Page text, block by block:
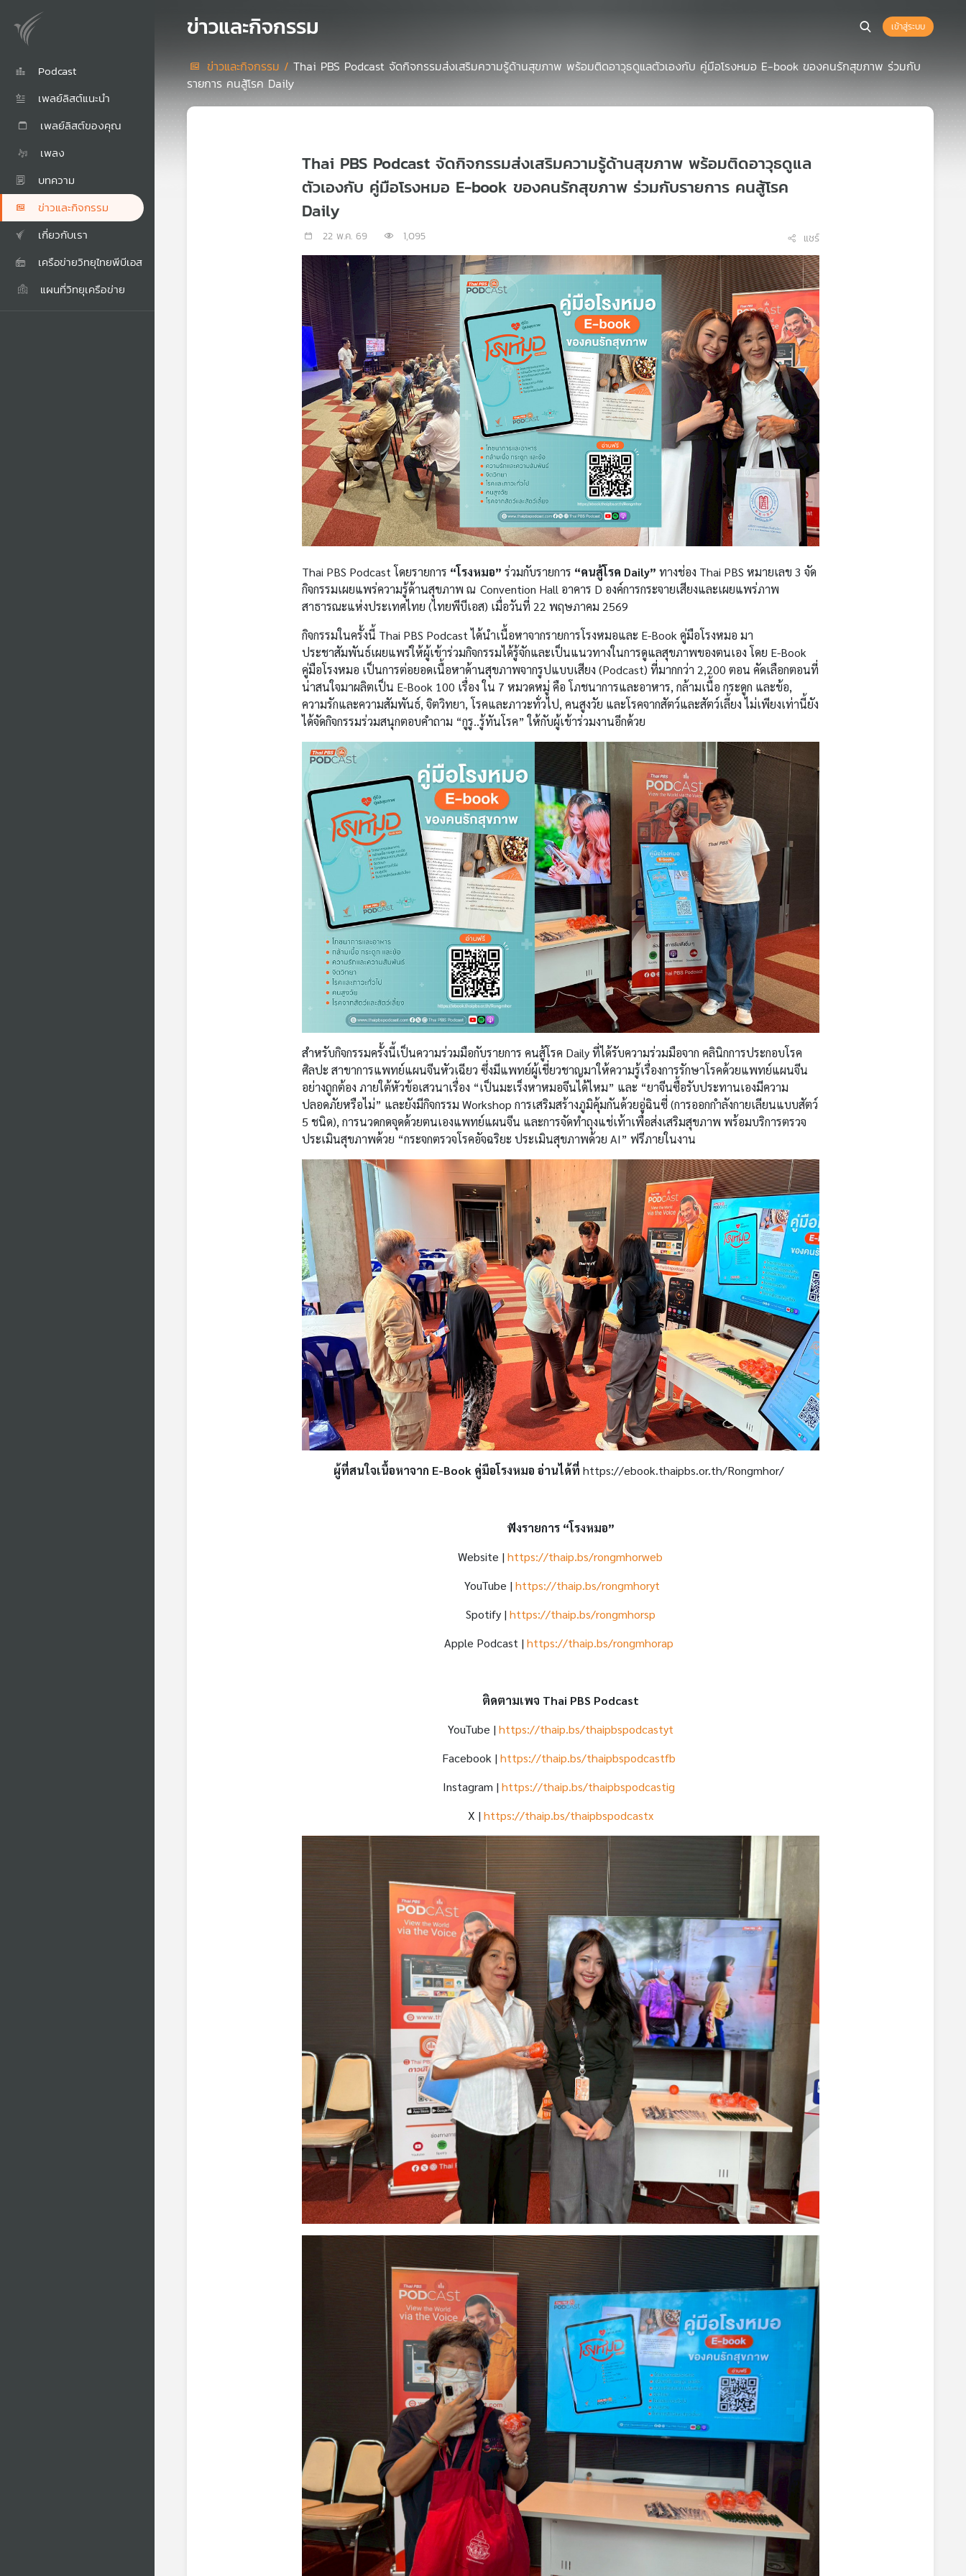
Podcast
เพลย์ลิสต์แนะนำ
เพลย์ลิสต์ของคุณ
เพลง
บทความ
ข่าวและกิจกรรม
เกี่ยวกับเรา
เครือข่ายวิทยุไทยพีบีเอส
แผนที่วิทยุเครือข่าย
เข้าสู่ระบบ
ข่าวและกิจกรรม
ข่าวและกิจกรรม / Thai PBS Podcast จัดกิจกรรมส่งเสริมความรู้ด้านสุขภาพ พร้อมติดอาวุธดูแลตัวเองกับ คู่มือโรงหมอ E-book ของคนรักสุขภาพ ร่วมกับ
รายการ คนสู้โรค Daily
Thai PBS Podcast จัดกิจกรรมส่งเสริมความรู้ด้านสุขภาพ พร้อมติดอาวุธดูแล
ตัวเองกับ คู่มือโรงหมอ E-book ของคนรักสุขภาพ ร่วมกับรายการ คนสู้โรค
Daily
22 พ.ค. 69 1,095 แชร์
Thai PBS Podcast โดยรายการ “โรงหมอ” ร่วมกับรายการ “คนสู้โรค Daily” ทางช่อง Thai PBS หมายเลข 3 จัด
กิจกรรมเผยแพร่ความรู้ด้านสุขภาพ ณ Convention Hall อาคาร D องค์การกระจายเสียงและเผยแพร่ภาพ
สาธารณะแห่งประเทศไทย (ไทยพีบีเอส) เมื่อวันที่ 22 พฤษภาคม 2569
กิจกรรมในครั้งนี้ Thai PBS Podcast ได้นำเนื้อหาจากรายการโรงหมอและ E-Book คู่มือโรงหมอ มา
ประชาสัมพันธ์เผยแพร่ให้ผู้เข้าร่วมกิจกรรมได้รู้จักและเป็นแนวทางในการดูแลสุขภาพของตนเอง โดย E-Book
คู่มือโรงหมอ เป็นการต่อยอดเนื้อหาด้านสุขภาพจากรูปแบบเสียง (Podcast) ที่มากกว่า 2,200 ตอน คัดเลือกตอนที่
น่าสนใจมาผลิตเป็น E-Book 100 เรื่อง ใน 7 หมวดหมู่ คือ โภชนาการและอาหาร, กล้ามเนื้อ กระดูก และข้อ,
ความรักและความสัมพันธ์, จิตวิทยา, โรคและภาวะทั่วไป, คนสูงวัย และโรคจากสัตว์และสัตว์เลี้ยง ไม่เพียงเท่านี้ยัง
ได้จัดกิจกรรมร่วมสนุกตอบคำถาม “กูรู..รู้ทันโรค” ให้กับผู้เข้าร่วมงานอีกด้วย
สำหรับกิจกรรมครั้งนี้เป็นความร่วมมือกับรายการ คนสู้โรค Daily ที่ได้รับความร่วมมือจาก คลินิกการประกอบโรค
ศิลปะ สาขาการแพทย์แผนจีนหัวเฉียว ซึ่งมีแพทย์ผู้เชี่ยวชาญมาให้ความรู้เรื่องการรักษาโรคด้วยแพทย์แผนจีน
อย่างถูกต้อง ภายใต้หัวข้อเสวนาเรื่อง “เป็นมะเร็งหาหมอจีนได้ไหม” และ “ยาจีนซื้อรับประทานเองมีความ
ปลอดภัยหรือไม่” และยังมีกิจกรรม Workshop การเสริมสร้างภูมิคุ้มกันด้วยอู่ฉินซี่ (การออกกำลังกายเลียนแบบสัตว์
5 ชนิด), การนวดกดจุดด้วยตนเองแพทย์แผนจีน และการจัดทำถุงแช่เท้าเพื่อส่งเสริมสุขภาพ พร้อมบริการตรวจ
ประเมินสุขภาพด้วย “กระจกตรวจโรคอัจฉริยะ ประเมินสุขภาพด้วย AI” ฟรีภายในงาน
ผู้ที่สนใจเนื้อหาจาก E-Book คู่มือโรงหมอ อ่านได้ที่ https://ebook.thaipbs.or.th/Rongmhor/
ฟังรายการ “โรงหมอ”
Website | https://thaip.bs/rongmhorweb
YouTube | https://thaip.bs/rongmhoryt
Spotify | https://thaip.bs/rongmhorsp
Apple Podcast | https://thaip.bs/rongmhorap
ติดตามเพจ Thai PBS Podcast
YouTube | https://thaip.bs/thaipbspodcastyt
Facebook | https://thaip.bs/thaipbspodcastfb
Instagram | https://thaip.bs/thaipbspodcastig
X | https://thaip.bs/thaipbspodcastx